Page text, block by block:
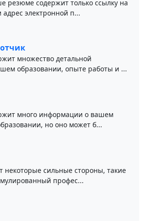
резюме содержит только ссылку на
электронной п...
множество детальной
образовании, опыте работы и ...
много информации о вашем
но оно может б...
некоторые сильные стороны, такие
профес...